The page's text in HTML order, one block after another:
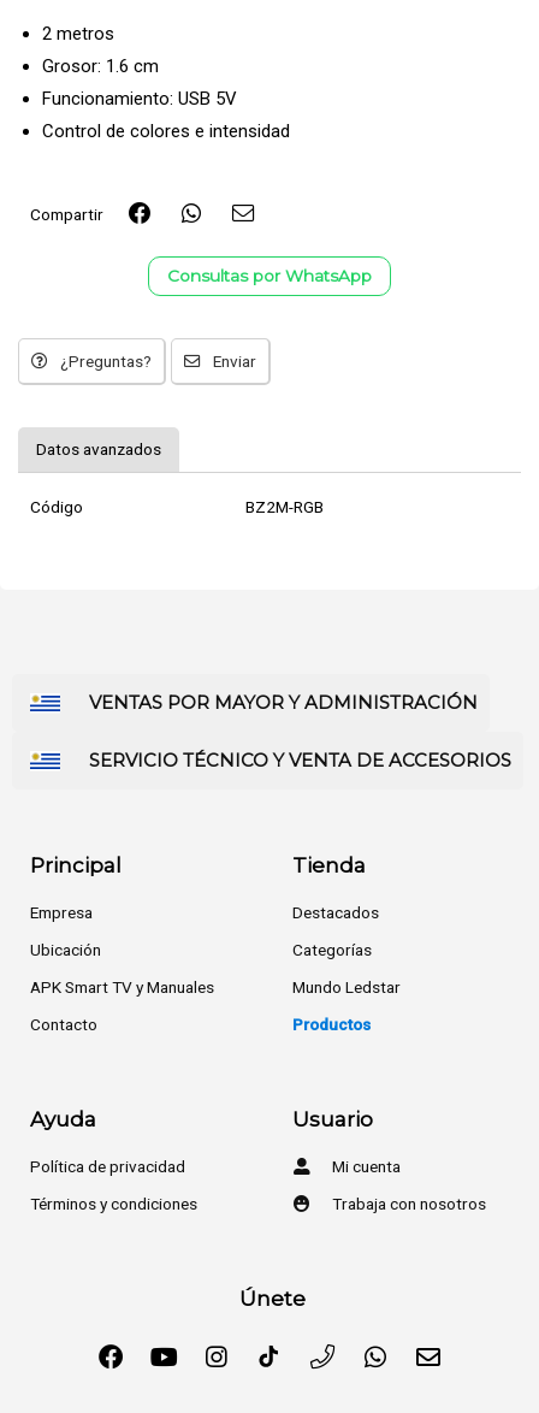
2 metros
Grosor: 1.6 cm
Funcionamiento: USB 5V
Control de colores e intensidad
Compartir
Consultas por WhatsApp
¿Preguntas? Enviar
Datos avanzados
Código BZ2M-RGB
VENTAS POR MAYOR Y ADMINISTRACIÓN
SERVICIO TÉCNICO Y VENTA DE ACCESORIOS
Principal
Empresa
Ubicación
APK Smart TV y Manuales
Contacto
Tienda
Destacados
Categorías
Mundo Ledstar
Productos
Ayuda
Política de privacidad
Términos y condiciones
Usuario
Mi cuenta
Trabaja con nosotros
Únete